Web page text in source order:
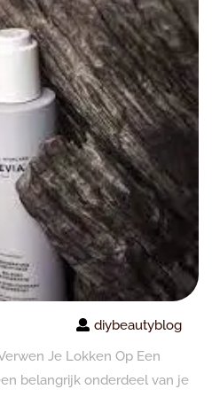
diybeautyblog
Je Lokken Op Een
belangrijk onderdeel van je